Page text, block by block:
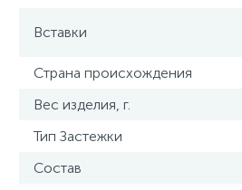
Вставки
Страна происхождения
Вес изделия, г.
Тип Застежки
Состав